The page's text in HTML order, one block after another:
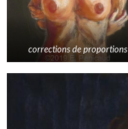
corrections de proportions